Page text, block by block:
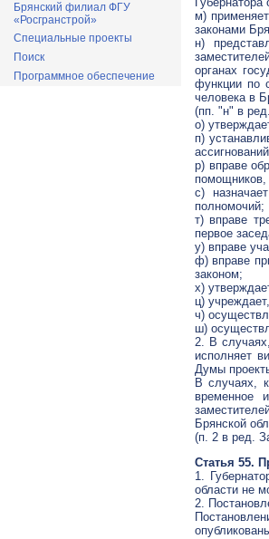
Брянский филиал ФГУ
«Росгранстрой»
Специальные проекты
Поиск
Программное обеспечение
м)
законами
н)
органах
функции по
человека в
(пп. "н" в
о)
п)
р) вправе
помощников,
с)
полномочий;
т) вправе
первое
у) вправе
ф) вправе
законом;
х)
ц)
ч)
ш)
2. В
исполняет
Думы
В случаях,
временное
Брянской
(п. 2 в ред.
Статья 55.
1.
области не
2.